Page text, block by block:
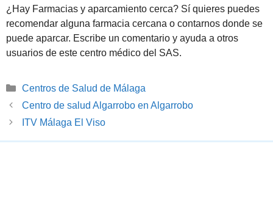
¿Hay Farmacias y aparcamiento cerca? Sí quieres puedes
recomendar alguna farmacia cercana o contarnos donde se
puede aparcar. Escribe un comentario y ayuda a otros
usuarios de este centro médico del SAS.
Categorías
Centros de Salud de Málaga
Centro de salud Algarrobo en Algarrobo
ITV Málaga El Viso